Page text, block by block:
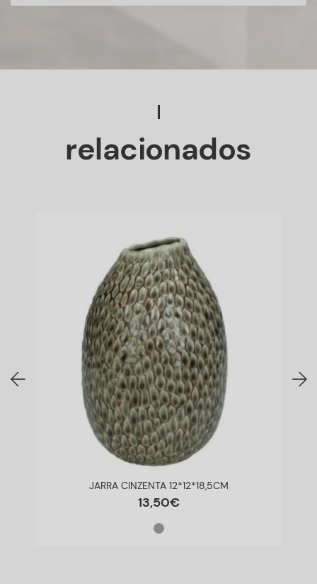
relacionados
JARRA CINZENTA 12*12*18,5CM
13,50€